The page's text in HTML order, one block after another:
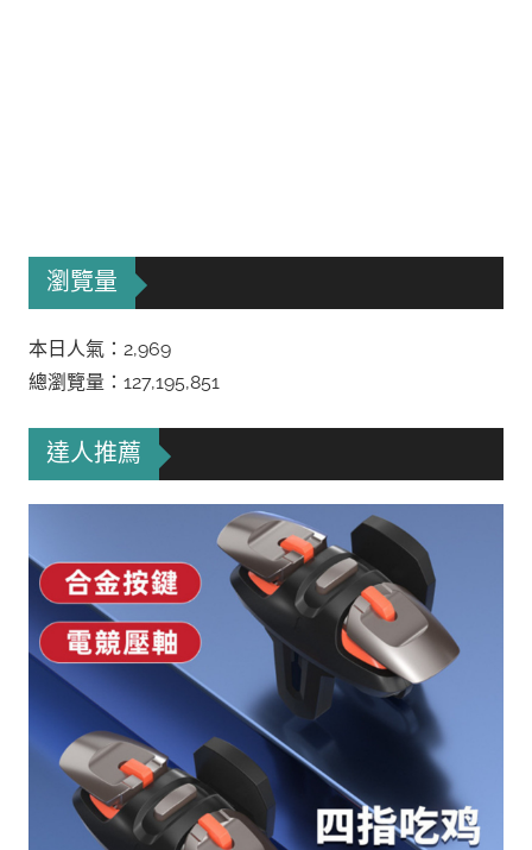
瀏覽量
本日人氣：2,969
總瀏覽量：127,195,851
達人推薦